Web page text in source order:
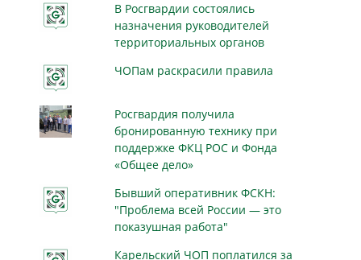
В Росгвардии состоялись
назначения руководителей
территориальных органов
ЧОПам раскрасили правила
Росгвардия получила
бронированную технику при
поддержке ФКЦ РОС и Фонда
«Общее дело»
Бывший оперативник ФСКН:
"Проблема всей России — это
показушная работа"
Карельский ЧОП поплатился за